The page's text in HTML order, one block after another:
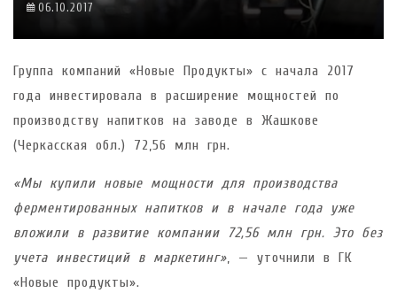
06.10.2017
Группа компаний «Новые Продукты» с начала 2017
года инвестировала в расширение мощностей по
производству напитков на заводе в Жашкове
(Черкасская обл.) 72,56 млн грн.
«Мы купили новые мощности для производства
ферментированных напитков и в начале года уже
вложили в развитие компании 72,56 млн грн. Это без
учета инвестиций в маркетинг», — уточнили в ГК
«Новые продукты».